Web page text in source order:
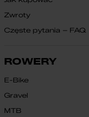
Zwroty
Częste pytania – FAQ
ROWERY
E-Bike
Gravel
MTB